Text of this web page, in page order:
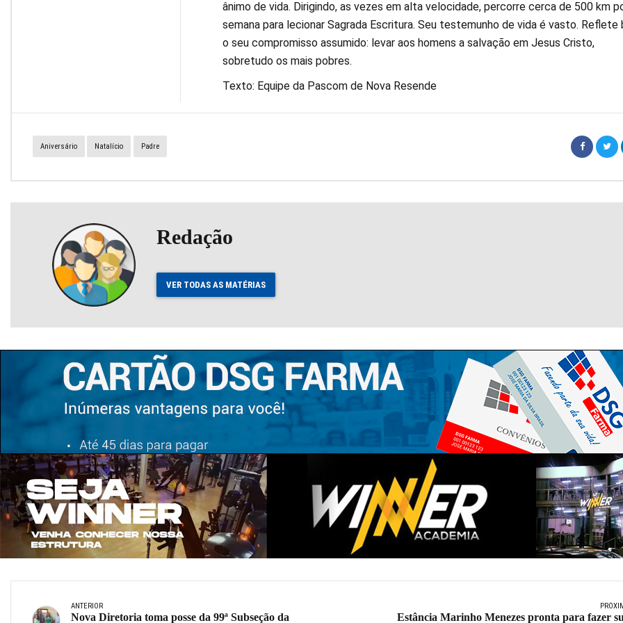
ânimo de vida. Dirigindo, as vezes em alta velocidade, percorre cerca de 500 km
semana para lecionar Sagrada Escritura. Seu testemunho de vida é vasto. Reflete
o seu compromisso assumido: levar aos homens a salvação em Jesus Cristo,
sobretudo os mais pobres.
Texto: Equipe da Pascom de Nova Resende
Aniversário Natalício Padre
Redação
VER TODAS AS MATÉRIAS
ANTERIOR
Nova Diretoria toma posse da 99ª Subseção da Estância Marinho Menezes pronta para fazer